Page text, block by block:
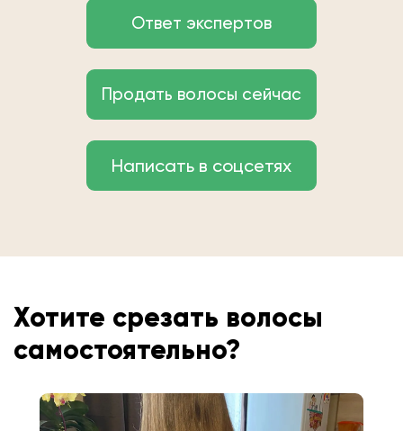
Ответ экспертов
Продать волосы сейчас
Написать в соцсетях
Хотите срезать волосы
самостоятельно?